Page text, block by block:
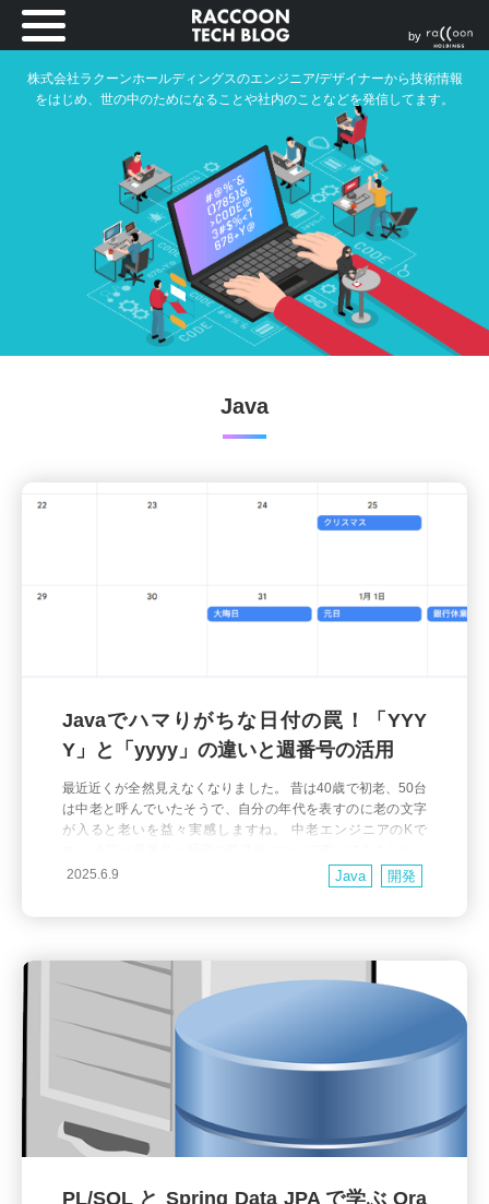
株式会社ラクーンホールディングスのエンジニア/デザイナーから技術情報
をはじめ、世の中のためになることや社内のことなどを発信してます。
by
Java
Javaでハマりがちな日付の罠！「YYY
Y」と「yyyy」の違いと週番号の活用
最近近くが全然見えなくなりました。 昔は40歳で初老、50台
は中老と呼んでいたそうで、自分の年代を表すのに老の文字
が入ると老いを益々実感しますね。 中老エンジニアのKで
年末に遭遇しがちな日付のバグ、それはなぜ起こる？ 「帳票
の日付がおかしいんだけど？」といった問い合わせを頂いた
2025.6.9 開発
Java
PL/SQL と Spring Data JPA で学ぶ Ora